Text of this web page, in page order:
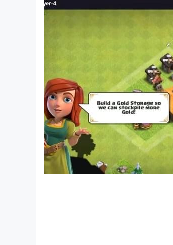
Untuk bermain, kamu harus
Membutuhkan koneksi internet
Penggunaan aplikasi ini diatur
game, silakan baca halaman
Untuk tahu informasi tentang
www.take2games.com/privacy
©2025 TAKE-TWO